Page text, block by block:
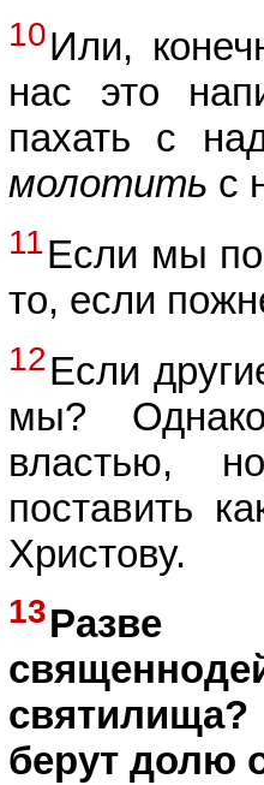
10Или,
нас это
пахать с
молотить с
11Если мы
то, если
12Если
мы?
властью,
поставить
Христову.
13
берут долю